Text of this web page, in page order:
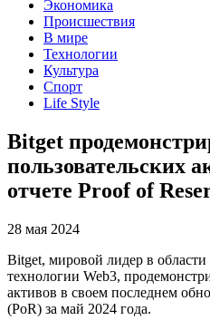
Экономика
Происшествия
В мире
Технологии
Культура
Спорт
Life Style
Bitget
пользовательских
отчете Proof of
28 мая 2024
Bitget, мировой лидер в
технологии Web3,
активов в своем последнем
(PoR) за май 2024 года.